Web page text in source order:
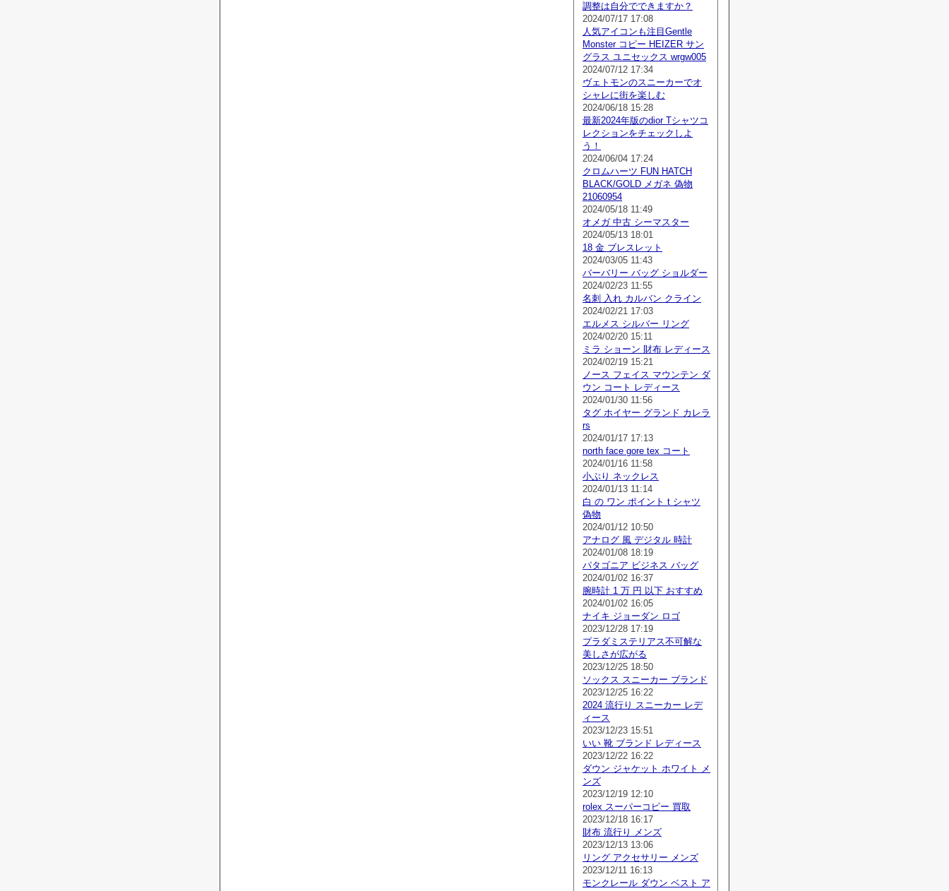
調整は自分でできますか？
2024/07/17 17:08
人気アイコンも注目Gentle
Monster コピー HEIZER サン
グラス ユニセックス wrgw005
2024/07/12 17:34
ヴェトモンのスニーカーでオ
シャレに街を楽しむ
2024/06/18 15:28
最新2024年版のdior Tシャツコ
レクションをチェックしよ
う！
2024/06/04 17:24
クロムハーツ FUN HATCH
BLACK/GOLD メガネ 偽物
21060954
2024/05/18 11:49
オメガ 中古 シーマスター
2024/05/13 18:01
18 金 ブレスレット
2024/03/05 11:43
バーバリー バッグ ショルダー
2024/02/23 11:55
名刺 入れ カルバン クライン
2024/02/21 17:03
エルメス シルバー リング
2024/02/20 15:11
ミラ ショーン 財布 レディース
2024/02/19 15:21
ノース フェイス マウンテン ダ
ウン コート レディース
2024/01/30 11:56
タグ ホイヤー グランド カレラ
rs
2024/01/17 17:13
north face gore tex コート
2024/01/16 11:58
小ぶり ネックレス
2024/01/13 11:14
白 の ワン ポイント t シャツ
偽物
2024/01/12 10:50
アナログ 風 デジタル 時計
2024/01/08 18:19
パタゴニア ビジネス バッグ
2024/01/02 16:37
腕時計 1 万 円 以下 おすすめ
2024/01/02 16:05
ナイキ ジョーダン ロゴ
2023/12/28 17:19
プラダミステリアス不可解な
美しさが広がる
2023/12/25 18:50
ソックス スニーカー ブランド
2023/12/25 16:22
2024 流行り スニーカー レデ
ィース
2023/12/23 15:51
いい 靴 ブランド レディース
2023/12/22 16:22
ダウン ジャケット ホワイト メ
ンズ
2023/12/19 12:10
rolex スーパーコピー 買取
2023/12/18 16:17
財布 流行り メンズ
2023/12/13 13:06
リング アクセサリー メンズ
2023/12/11 16:13
モンクレール ダウン ベスト ア